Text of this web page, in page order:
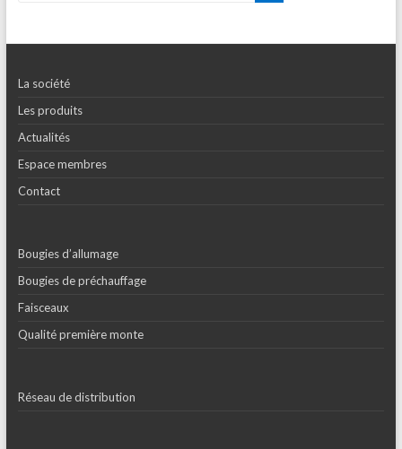
La société
Les produits
Actualités
Espace membres
Contact
Bougies d’allumage
Bougies de préchauffage
Faisceaux
Qualité première monte
Réseau de distribution